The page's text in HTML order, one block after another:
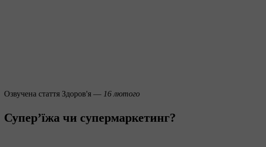
Озвучена стаття Здоров'я — 16 лютого
Супер’їжа чи супермаркетинг?